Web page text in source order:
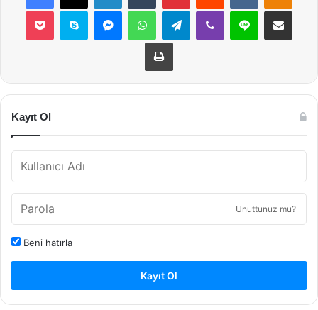
Pocket Skype MessengerWhatsAppTelegramViber Line E-Posta ile
Yazdır
Kayıt Ol
Unuttunuz mu?
Beni hatırla
Kayıt Ol